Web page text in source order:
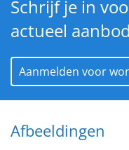
Schrijf je in
actueel
Aanmelden voor
Afbeeldingen